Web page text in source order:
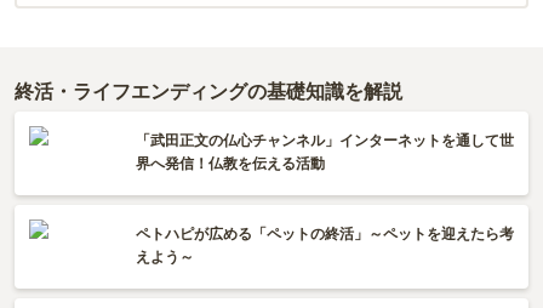
終活・ライフエンディングの基礎知識を解説
「武田正文の仏心チャンネル」インターネットを通して世
界へ発信！仏教を伝える活動
ペトハピが広める「ペットの終活」～ペットを迎えたら考
えよう～